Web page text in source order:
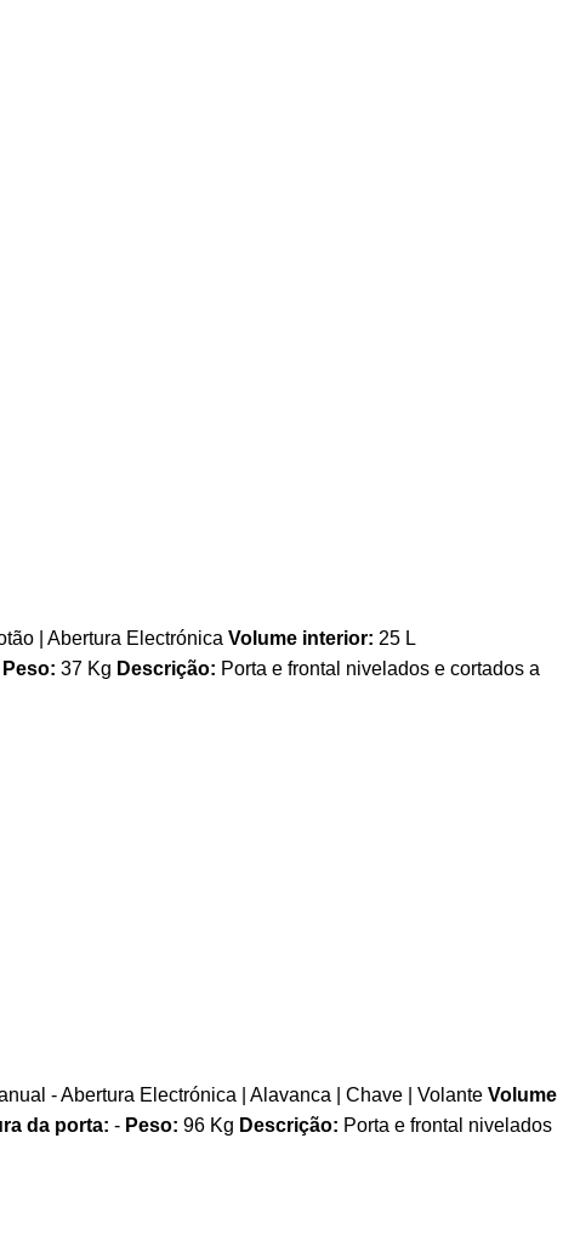
| Abertura Electrónica Volume interior: 25 L
Peso: 37 Kg Descrição: Porta e frontal nivelados e cortados a
- Abertura Electrónica | Alavanca | Chave | Volante Volume
da porta: - Peso: 96 Kg Descrição: Porta e frontal nivelados